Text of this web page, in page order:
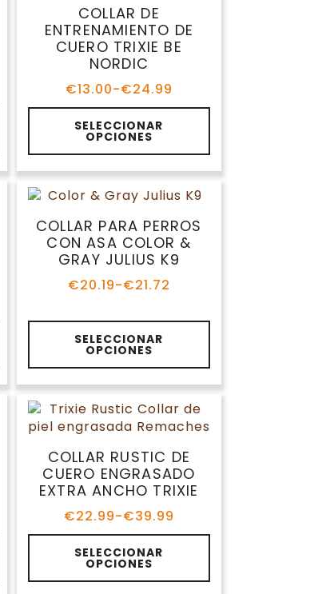
pueden
elegir
página
de
producto
COLLAR DE
ENTRENAMIENTO DE
CUERO TRIXIE BE
NORDIC
€13.00-€24.99
Rango
de
precios:
desde
€13.00
hasta
€24.99
SELECCIONAR
OPCIONES
Este
producto
tiene
múltiples
variantes.
Las
opciones
pueden
página
COLLAR PARA PERROS
CON ASA COLOR &
GRAY JULIUS K9
€20.19-€21.72
Rango
precios:
desde
€20.19
hasta
€21.72
SELECCIONAR
OPCIONES
Este
producto
tiene
múltiples
variantes.
Las
opciones
pueden
elegir
página
COLLAR RUSTIC DE
CUERO ENGRASADO
EXTRA ANCHO TRIXIE
€22.99-€39.99
Rango
de
precios:
desde
€22.99
SELECCIONAR
OPCIONES
Este
producto
tiene